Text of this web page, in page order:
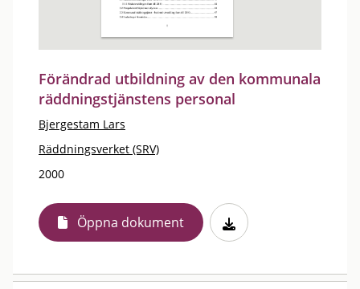
Förändrad utbildning av den kommunala
räddningstjänstens personal
Bjergestam Lars
Räddningsverket (SRV)
2000
Öppna dokument